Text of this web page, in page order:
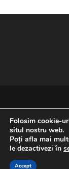
Folosim cookie-
situl nostru web.
Poți afla mai
le dezactivezi în
Accept